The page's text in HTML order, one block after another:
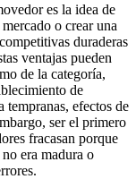
es la idea de
o crear una
duraderas
ventajas pueden
de la categoría,
de
tempranas, efectos de
ser el primero
fracasan porque
era madura o